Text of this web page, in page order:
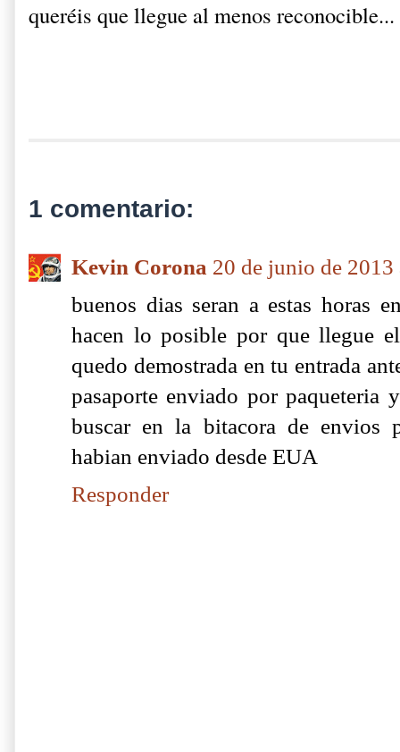
queréis que llegue al menos
1 comentario:
Kevin Corona 20 de junio de 2013
buenos dias seran a estas horas
hacen lo posible por que llegue
quedo demostrada en tu entrada
pasaporte enviado por paqueteria
buscar en la bitacora de envios
habian enviado desde EUA
Responder